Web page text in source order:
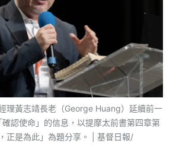
理黃志靖長老（George Huang）延續前一
認使命」的信息，以提摩太前書第四章第
正是為此」為題分享。 | 基督日報/